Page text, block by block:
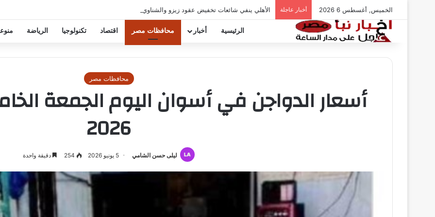
الخميس, أغسطس 6 2026 أخبار عاجلة الأهلي ينفي شائعات تخفيض عقود زيزو والشناوي
الرئيسية أخبار محافظات مصر اقتصاد تكنولوجيا الرياضة
محافظات مصر
أسعار الدواجن في أسوان اليوم الجمعة
2026
ليلى حسن الشامي 5 يونيو 2026 254 دقيقة واحدة